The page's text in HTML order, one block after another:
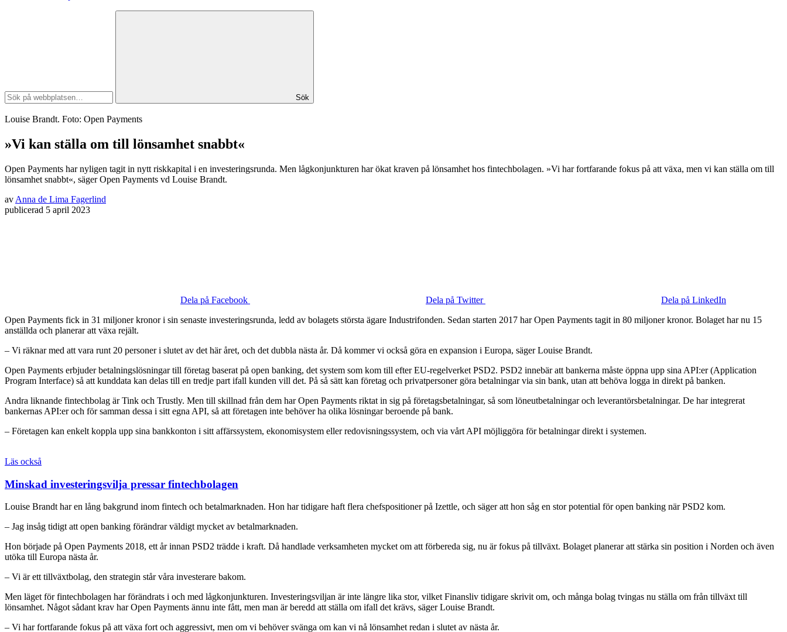
Sök
Louise Brandt. Foto: Open Payments
»Vi kan ställa om till lönsamhet snabbt«
Open Payments har nyligen tagit in nytt riskkapital i en investeringsrunda. Men lågkonjunkturen har ökat kraven på lönsamhet hos fintechbolagen. »Vi har fortfarande fokus på att växa, men vi kan ställa om till
lönsamhet snabbt«, säger Open Payments vd Louise Brandt.
av Anna de Lima Fagerlind
publicerad 5 april 2023
Dela på Facebook Dela på Twitter
Dela på LinkedIn
Open Payments fick in 31 miljoner kronor i sin senaste investeringsrunda, ledd av bolagets största ägare Industrifonden. Sedan starten 2017 har Open Payments tagit in 80 miljoner kronor. Bolaget har nu 15
anställda och planerar att växa rejält.
– Vi räknar med att vara runt 20 personer i slutet av det här året, och det dubbla nästa år. Då kommer vi också göra en expansion i Europa, säger Louise Brandt.
Open Payments erbjuder betalningslösningar till företag baserat på open banking, det system som kom till efter EU-regelverket PSD2. PSD2 innebär att bankerna måste öppna upp sina API:er (Application
Program Interface) så att kunddata kan delas till en tredje part ifall kunden vill det. På så sätt kan företag och privatpersoner göra betalningar via sin bank, utan att behöva logga in direkt på banken.
Andra liknande fintechbolag är Tink och Trustly. Men till skillnad från dem har Open Payments riktat in sig på företagsbetalningar, så som löneutbetalningar och leverantörsbetalningar. De har integrerat
bankernas API:er och för samman dessa i sitt egna API, så att företagen inte behöver ha olika lösningar beroende på bank.
– Företagen kan enkelt koppla upp sina bankkonton i sitt affärssystem, ekonomisystem eller redovisningssystem, och via vårt API möjliggöra för betalningar direkt i systemen.
Läs också
Minskad investeringsvilja pressar fintechbolagen
Louise Brandt har en lång bakgrund inom fintech och betalmarknaden. Hon har tidigare haft flera chefspositioner på Izettle, och säger att hon såg en stor potential för open banking när PSD2 kom.
– Jag insåg tidigt att open banking förändrar väldigt mycket av betalmarknaden.
Hon började på Open Payments 2018, ett år innan PSD2 trädde i kraft. Då handlade verksamheten mycket om att förbereda sig, nu är fokus på tillväxt. Bolaget planerar att stärka sin position i Norden och även
utöka till Europa nästa år.
– Vi är ett tillväxtbolag, den strategin står våra investerare bakom.
Men läget för fintechbolagen har förändrats i och med lågkonjunkturen. Investeringsviljan är inte längre lika stor, vilket Finansliv tidigare skrivit om, och många bolag tvingas nu ställa om från tillväxt till
lönsamhet. Något sådant krav har Open Payments ännu inte fått, men man är beredd att ställa om ifall det krävs, säger Louise Brandt.
– Vi har fortfarande fokus på att växa fort och aggressivt, men om vi behöver svänga om kan vi nå lönsamhet redan i slutet av nästa år.